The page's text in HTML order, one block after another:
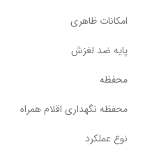
امکانات ظاهری
پایه ضد لغزش
محفظه
محفظه نگهداری اقلام همراه
نوع عملکرد